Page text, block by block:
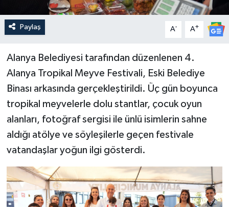
Paylaş A- A+
Alanya Belediyesi tarafından düzenlenen 4.
Alanya Tropikal Meyve Festivali, Eski Belediye
Binası arkasında gerçekleştirildi. Üç gün boyunca
tropikal meyvelerle dolu stantlar, çocuk oyun
alanları, fotoğraf sergisi ile ünlü isimlerin sahne
aldığı atölye ve söyleşilerle geçen festivale
vatandaşlar yoğun ilgi gösterdi.
Siyaset